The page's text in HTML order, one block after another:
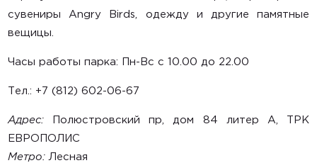
сувениры Angry Birds, одежду и другие памятные
вещицы.
Часы работы парка: Пн-Вс с 10.00 до 22.00
Тел.: +7 (812) 602-06-67
Адрес: Полюстровский пр, дом 84 литер А, ТРК
ЕВРОПОЛИС
Метро: Лесная